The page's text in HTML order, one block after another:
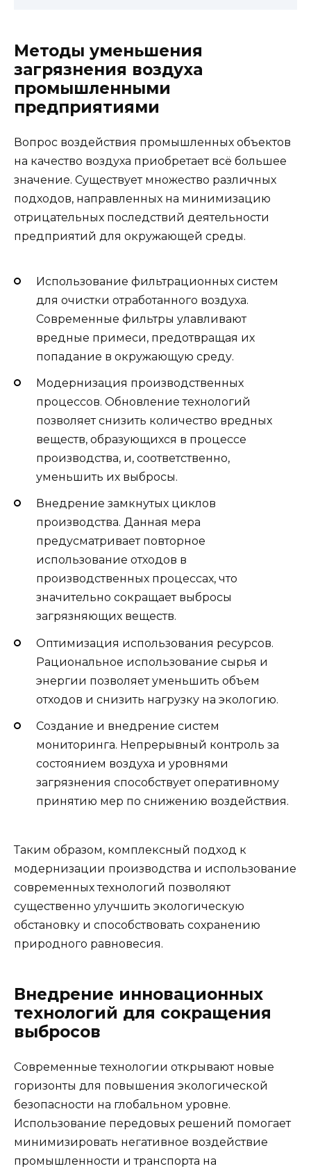
Методы уменьшения
загрязнения воздуха
промышленными
предприятиями
Вопрос воздействия промышленных объектов
на качество воздуха приобретает всё большее
значение. Существует множество различных
подходов, направленных на минимизацию
отрицательных последствий деятельности
предприятий для окружающей среды.
Использование фильтрационных систем
для очистки отработанного воздуха.
Современные фильтры улавливают
вредные примеси, предотвращая их
попадание в окружающую среду.
Модернизация производственных
процессов. Обновление технологий
позволяет снизить количество вредных
веществ, образующихся в процессе
производства, и, соответственно,
уменьшить их выбросы.
Внедрение замкнутых циклов
производства. Данная мера
предусматривает повторное
использование отходов в
производственных процессах, что
значительно сокращает выбросы
загрязняющих веществ.
Оптимизация использования ресурсов.
Рациональное использование сырья и
энергии позволяет уменьшить объем
отходов и снизить нагрузку на экологию.
Создание и внедрение систем
мониторинга. Непрерывный контроль за
состоянием воздуха и уровнями
загрязнения способствует оперативному
принятию мер по снижению воздействия.
Таким образом, комплексный подход к
модернизации производства и использование
современных технологий позволяют
существенно улучшить экологическую
обстановку и способствовать сохранению
природного равновесия.
Внедрение инновационных
технологий для сокращения
выбросов
Современные технологии открывают новые
горизонты для повышения экологической
безопасности на глобальном уровне.
Использование передовых решений помогает
минимизировать негативное воздействие
промышленности и транспорта на